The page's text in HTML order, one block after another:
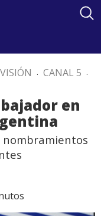
. CANAL 5 .
en
nombramientos